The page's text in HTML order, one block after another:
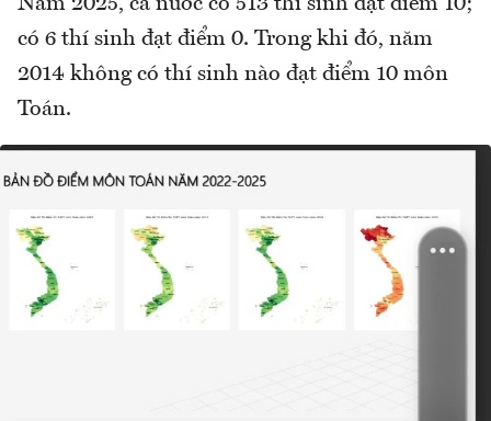
có 6 thí sinh đạt điểm 0. Trong khi đó, năm
2014 không có thí sinh nào đạt điểm 10 môn
Toán.